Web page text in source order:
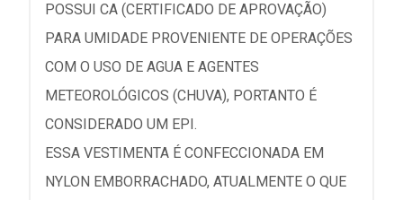
POSSUI CA (CERTIFICADO DE APROVAÇÃO)
PARA UMIDADE PROVENIENTE DE OPERAÇÕES
COM O USO DE AGUA E AGENTES
METEOROLÓGICOS (CHUVA), PORTANTO É
CONSIDERADO UM EPI.
ESSA VESTIMENTA É CONFECCIONADA EM
NYLON EMBORRACHADO, ATUALMENTE O QUE